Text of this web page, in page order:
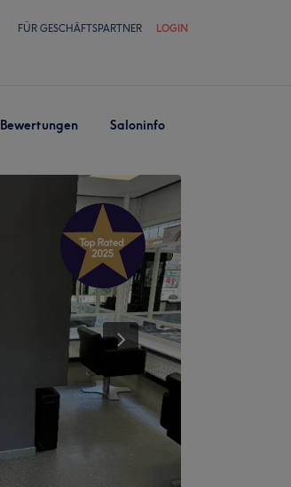
FÜR GESCHÄFTSPARTNER LOGIN
Bewertungen Saloninfo